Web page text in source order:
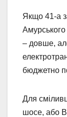
Якщо 41-а
– довше,
бюджетно
Для
шосе, або